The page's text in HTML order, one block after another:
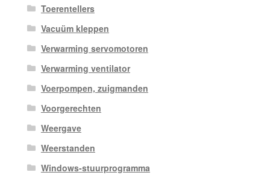
Toerentellers
Vacuüm kleppen
Verwarming servomotoren
Verwarming ventilator
Voerpompen, zuigmanden
Voorgerechten
Weergave
Weerstanden
Windows-stuurprogramma